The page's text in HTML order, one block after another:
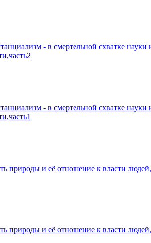
- в смертельной схватке науки
- в смертельной схватке науки
природы и её отношение к власти людей,
природы и её отношение к власти людей,